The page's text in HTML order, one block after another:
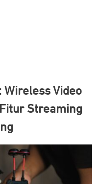
Wireless Video
Streaming